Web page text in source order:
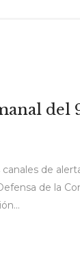
del
de
de la